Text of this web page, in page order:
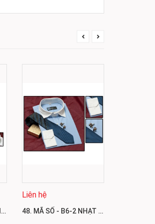
49. MÃ SỐ - B3- T PH GIÁ 600.000
Liên hệ
48. MÃ SỐ - B6-2 NHẠT GIÁ 500.000